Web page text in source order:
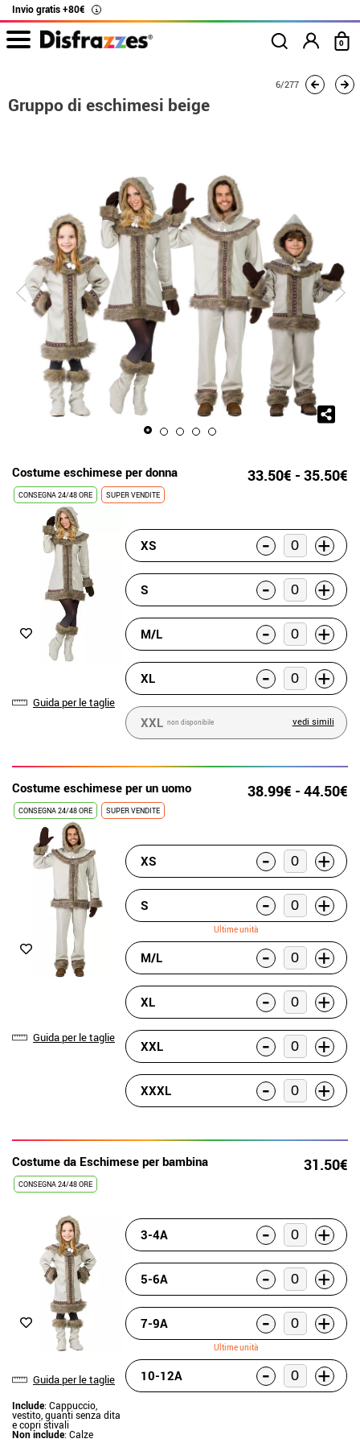
Invio gratis +80€ i
0
Gruppo di eschimesi beige
6/277
Gruppo di eschimesi beige
Costume eschimese per donna 33.50€ - 35.50€
CONSEGNA 24/48 ORE SUPER VENDITE
Guida per le taglie
XS - +
S - +
M/L - +
XL - +
XXL non disponibile vedi simili
Costume eschimese per un uomo 38.99€ - 44.50€
CONSEGNA 24/48 ORE SUPER VENDITE
Guida per le taglie
XS - +
S - +
Ultime unità
M/L - +
XL - +
XXL - +
XXXL - +
Costume da Eschimese per bambina 31.50€
CONSEGNA 24/48 ORE
Guida per le taglie
Include: Cappuccio,
vestito, guanti senza dita
e copri stivali
Non include: Calze
3-4A - +
5-6A - +
7-9A - +
Ultime unità
10-12A - +